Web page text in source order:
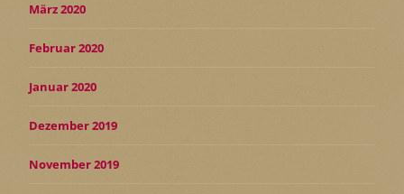
März 2020
Februar 2020
Januar 2020
Dezember 2019
November 2019